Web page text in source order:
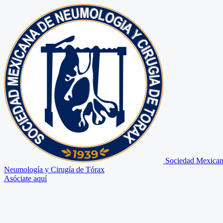
Sociedad
Neumología y Cirugía de Tórax
Asóciate aquí